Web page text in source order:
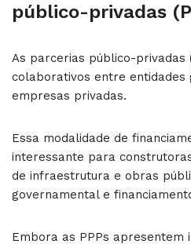
público-privadas
As parcerias público-privadas
colaborativos entre entidades
empresas privadas.
Essa modalidade de
interessante para
de infraestrutura e obras
governamental e
Embora as PPPs apresentem